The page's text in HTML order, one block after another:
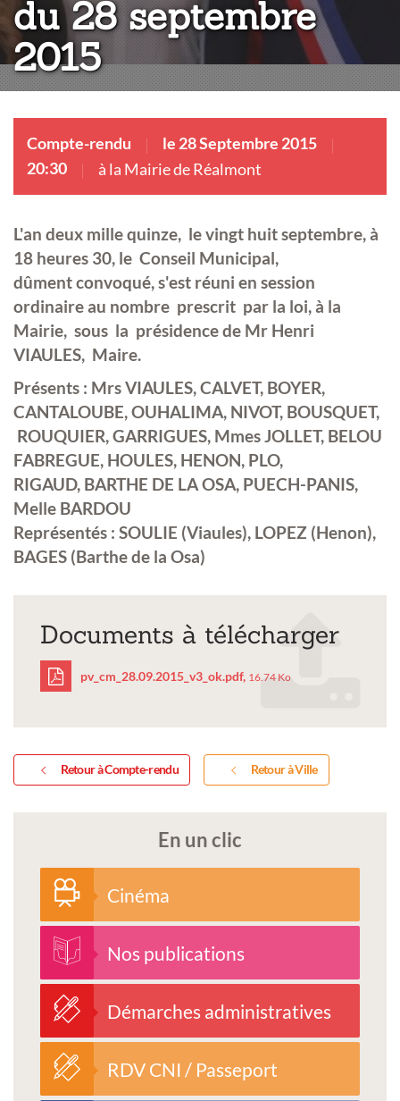
du 28 septembre
2015
Compte-rendu
le 28 Septembre 2015
20:30
à la Mairie de Réalmont
L'an deux mille quinze, le vingt huit septembre, à
18 heures 30, le Conseil Municipal,
dûment convoqué, s'est réuni en session
ordinaire au nombre prescrit par la loi, à la
Mairie, sous la présidence de Mr Henri
VIAULES, Maire.
Présents : Mrs VIAULES, CALVET, BOYER,
CANTALOUBE, OUHALIMA, NIVOT, BOUSQUET,
ROUQUIER, GARRIGUES, Mmes JOLLET, BELOU
FABREGUE, HOULES, HENON, PLO,
RIGAUD, BARTHE DE LA OSA, PUECH-PANIS,
Melle BARDOU
Représentés : SOULIE (Viaules), LOPEZ (Henon),
BAGES (Barthe de la Osa)
Documents à télécharger
pv_cm_28.09.2015_v3_ok.pdf, 16.74 Ko
Retour à Compte-rendu Retour à Ville
En un clic
Cinéma
Nos publications
Démarches administratives
RDV CNI / Passeport